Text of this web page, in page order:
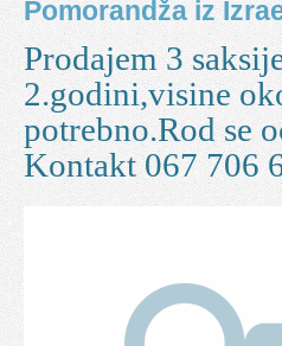
Pomorandža iz
Prodajem 3
2.godini,visine
potrebno.Rod se
Kontakt 067 706